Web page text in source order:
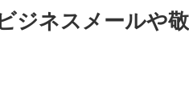
ジネスメールや